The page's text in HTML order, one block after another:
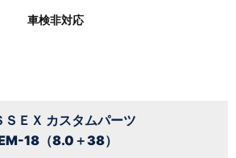
車検非対応
ＳＥＸ カスタムパーツ
18（8.0＋38）